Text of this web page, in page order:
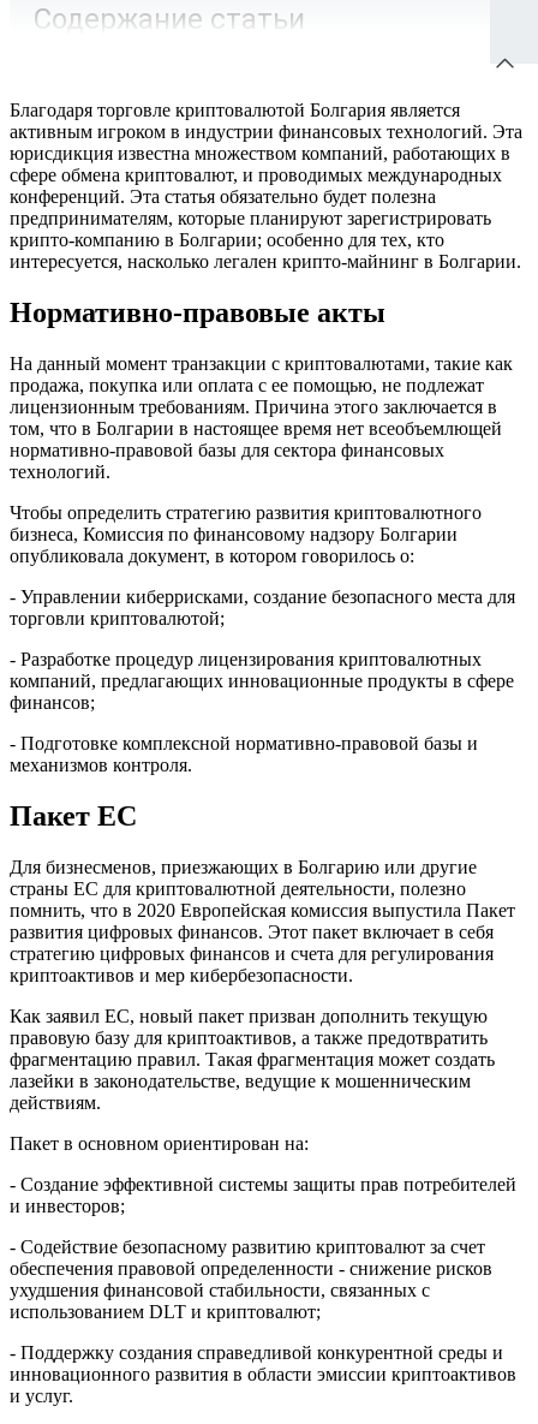
Содержание статьи
Благодаря торговле криптовалютой Болгария является
активным игроком в индустрии финансовых технологий. Эта
юрисдикция известна множеством компаний, работающих в
сфере обмена криптовалют, и проводимых международных
конференций. Эта статья обязательно будет полезна
предпринимателям, которые планируют зарегистрировать
крипто-компанию в Болгарии; особенно для тех, кто
интересуется, насколько легален крипто-майнинг в Болгарии.
Нормативно-правовые акты
На данный момент транзакции с криптовалютами, такие как
продажа, покупка или оплата с ее помощью, не подлежат
лицензионным требованиям. Причина этого заключается в
том, что в Болгарии в настоящее время нет всеобъемлющей
нормативно-правовой базы для сектора финансовых
технологий.
Чтобы определить стратегию развития криптовалютного
бизнеса, Комиссия по финансовому надзору Болгарии
опубликовала документ, в котором говорилось о:
- Управлении киберрисками, создание безопасного места для
торговли криптовалютой;
- Разработке процедур лицензирования криптовалютных
компаний, предлагающих инновационные продукты в сфере
финансов;
- Подготовке комплексной нормативно-правовой базы и
механизмов контроля.
Пакет ЕС
Для бизнесменов, приезжающих в Болгарию или другие
страны ЕС для криптовалютной деятельности, полезно
помнить, что в 2020 Европейская комиссия выпустила Пакет
развития цифровых финансов. Этот пакет включает в себя
стратегию цифровых финансов и счета для регулирования
криптоактивов и мер кибербезопасности.
Как заявил ЕС, новый пакет призван дополнить текущую
правовую базу для криптоактивов, а также предотвратить
фрагментацию правил. Такая фрагментация может создать
лазейки в законодательстве, ведущие к мошенническим
действиям.
Пакет в основном ориентирован на:
- Создание эффективной системы защиты прав потребителей
и инвесторов;
- Содействие безопасному развитию криптовалют за счет
обеспечения правовой определенности - снижение рисков
ухудшения финансовой стабильности, связанных с
использованием DLT и криптовалют;
- Поддержку создания справедливой конкурентной среды и
инновационного развития в области эмиссии криптоактивов
и услуг.